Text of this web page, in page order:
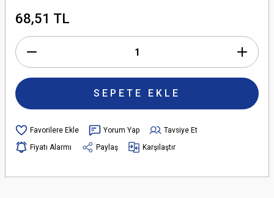
68,51 TL
SEPETE EKLE
Yorum Yap
Tavsiye Et
Fiyatı Alarmı
Paylaş Karşılaştır